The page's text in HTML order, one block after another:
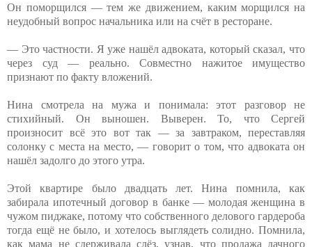
Он поморщился — тем же движением, каким морщился на
неудобный вопрос начальника или на счёт в ресторане.
— Это частности. Я уже нашёл адвоката, который сказал, что
через суд — реально. Совместно нажитое имущество
признают по факту вложений.
Нина смотрела на мужа и понимала: этот разговор не
стихийный. Он выношен. Выверен. То, что Сергей
произносит всё это вот так — за завтраком, переставляя
солонку с места на место, — говорит о том, что адвоката он
нашёл задолго до этого утра.
Этой квартире было двадцать лет. Нина помнила, как
забирала ипотечный договор в банке — молодая женщина в
чужом пиджаке, потому что собственного делового гардероба
тогда ещё не было, и хотелось выглядеть солидно. Помнила,
как мама не сдерживала слёз, узнав, что продажа дачного